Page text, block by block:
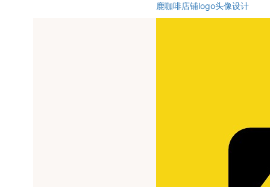
鹿咖啡店铺logo头像设计